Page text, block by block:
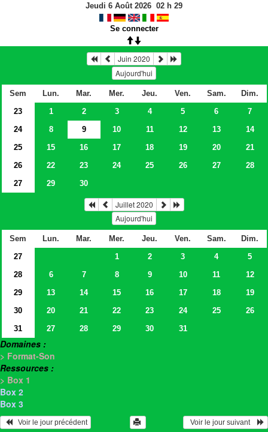
Jeudi 6 Août 2026 02 h 29
Se connecter
Juin 2020
Aujourd'hui
Sem Lun. Mar. Mer. Jeu. Ven. Sam.
Dim.
23
1 2 3 4 5 6
7
24
8 9 10 11 12 13
14
25
15 16 17 18 19 20
21
26
22 23 24 25 26 27
28
27
29 30
Juillet 2020
Aujourd'hui
Sem Lun. Mar. Mer. Jeu. Ven. Sam.
Dim.
27
1 2 3 4
5
28
6 7 8 9 10 11
12
29
13 14 15 16 17 18
19
30
20 21 22 23 24 25
26
31
27 28 29 30 31
Domaines :
> Format-Son
Ressources :
> Box 1
Box 2
Box 3
   Voir le jour précédent
  Voir le jour suivant